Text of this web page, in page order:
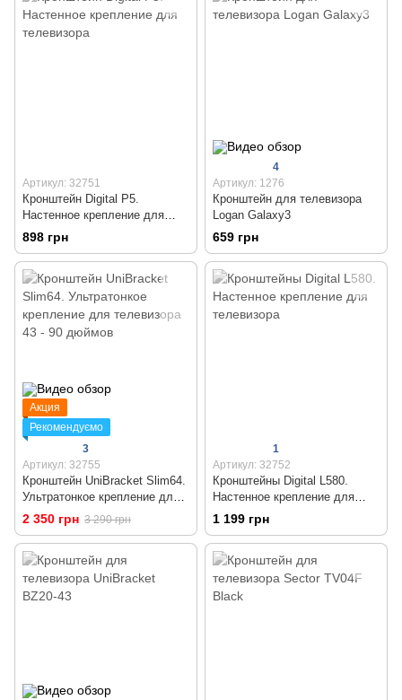
Артикул: 32751
Кронштейн Digital P5.
Настенное крепление для
телевизора
898 грн
4
Артикул: 1276
Кронштейн для телевизора
Logan Galaxy3
659 грн
Акция
Рекомендуємо
3
Артикул: 32755
Кронштейн UniBracket Slim64.
Ультратонкое крепление для
телевизора 43 - 90 дюймов
2 350 грн 3 290 грн
1
Артикул: 32752
Кронштейны Digital L580.
Настенное крепление для
телевизора
1 199 грн